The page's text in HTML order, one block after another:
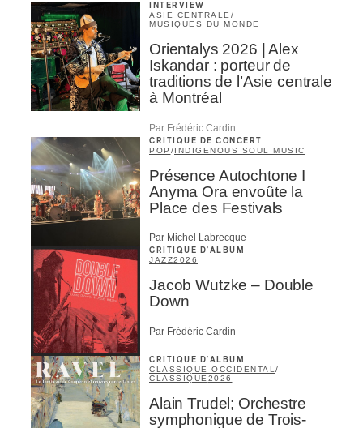
INTERVIEW
ASIE CENTRALE/
MUSIQUES DU MONDE
Orientalys 2026 | Alex
Iskandar : porteur de
traditions de l’Asie centrale
à Montréal
Par Frédéric Cardin
CRITIQUE DE CONCERT
POP /INDIGENOUS SOUL MUSIC
Présence Autochtone I
Anyma Ora envoûte la
Place des Festivals
Par Michel Labrecque
CRITIQUE D'ALBUM
JAZZ2026
Jacob Wutzke – Double
Down
Par Frédéric Cardin
CRITIQUE D'ALBUM
CLASSIQUE OCCIDENTAL/
CLASSIQUE2026
Alain Trudel; Orchestre
symphonique de Trois-